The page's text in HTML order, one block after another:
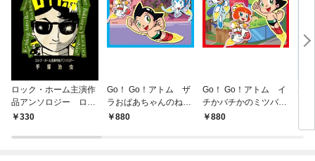
ロック・ホーム主演作
品アンソロジー ロッ
ク祭（フェスティバ
330
Go！ Go！アトム ザ
ラおばあちゃんのねが
い880
Go！ Go！アトム イ
チかバチかのミツバチ
ミッション
880